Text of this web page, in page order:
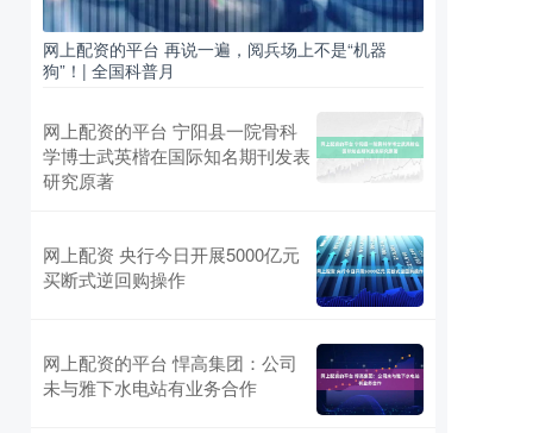
网上配资的平台 再说一遍，阅兵场上不是“机器
狗”！| 全国科普月
网上配资的平台 宁阳县一院骨科
学博士武英楷在国际知名期刊发表
研究原著
网上配资 央行今日开展5000亿元
买断式逆回购操作
网上配资的平台 悍高集团：公司
未与雅下水电站有业务合作